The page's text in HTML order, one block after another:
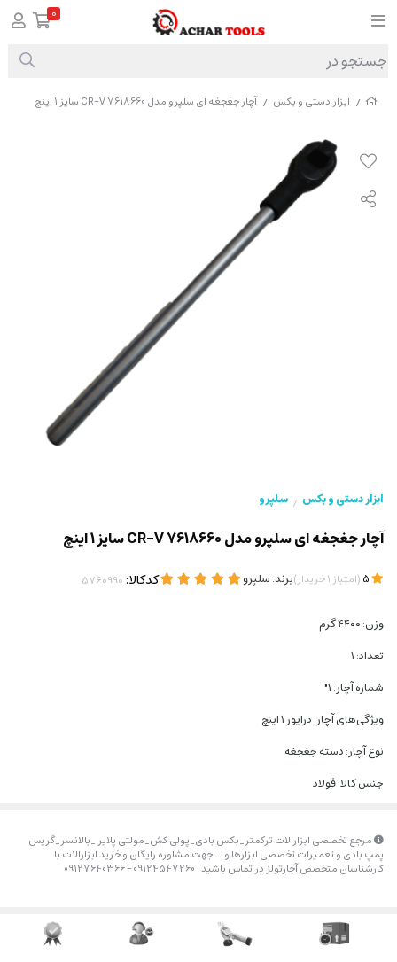
/ ابزار دستی و بکس / آچار جغجغه ای سلپرو مدل CR-V 7618660 سایز 1 اینچ
ابزار دستی و بکس / سلپرو
آچار جغجغه ای سلپرو مدل CR-V 7618660 سایز 1 اینچ
(امتیاز 1خریدار)برند:سلپرو کدکالا:
وزن: ۴۴۰۰ گرم
تعداد: ۱
شماره آچار: ۱"
ویژگی‌های آچار: درایور ۱ اینچ
نوع آچار: دسته جغجغه
جنس کالا: فولاد
مرجع تخصصی ابزارالات ترکمتر_بکس بادی_پولی کش_مولتی پلایر _بالانسر_گریس
پمپ بادی و تعمیرات تخصصی ابزارها و….جهت مشاوره رایگان و خرید ابزارالات با
کارشناسان متخصص آچارتولز در تماس باشید . 09124547260 – 09127640366
0